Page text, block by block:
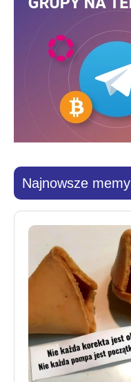
Najnowsze memy